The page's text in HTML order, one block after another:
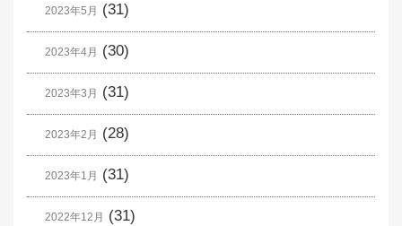
2023年5月 (31)
2023年4月 (30)
2023年3月 (31)
2023年2月 (28)
2023年1月 (31)
2022年12月 (31)